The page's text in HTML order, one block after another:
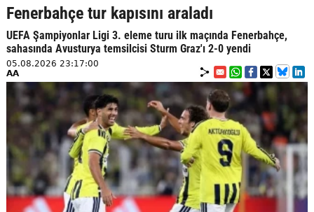
Fenerbahçe tur kapısını araladı
UEFA Şampiyonlar Ligi 3. eleme turu ilk maçında Fenerbahçe,
sahasında Avusturya temsilcisi Sturm Graz'ı 2-0 yendi
05.08.2026 23:17:00
AA